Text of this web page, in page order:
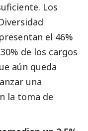
Los
el 46%
de los cargos
aún queda
una
la toma de